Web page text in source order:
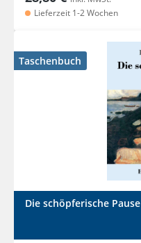
Lieferzeit 1-2 Wochen
Taschenbuch
Die schöpferische Pause